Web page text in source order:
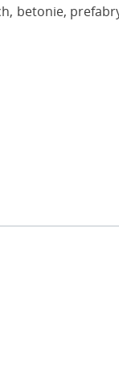
betonie,